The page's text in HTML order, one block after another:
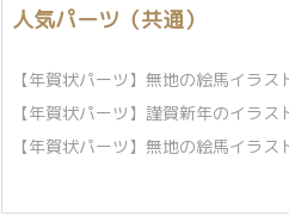
人気パーツ（共通）
【年賀状パーツ】無地の絵馬イラス
【年賀状パーツ】謹賀新年のイラス
【年賀状パーツ】無地の絵馬イラス